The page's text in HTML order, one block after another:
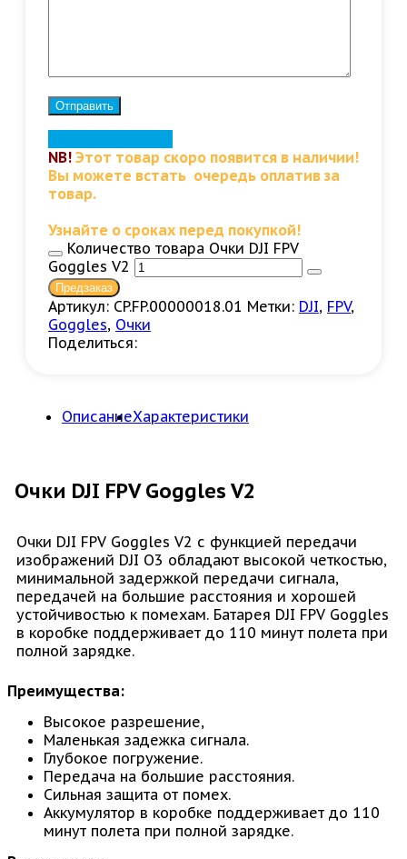
NB! Этот товар скоро появится в наличии!
Вы можете встать очередь оплатив за
товар.
Узнайте о сроках перед покупкой!
Количество товара Очки DJI FPV
Goggles V2
Предзаказ
Артикул: CP.FP.00000018.01 Метки: DJI, FPV,
Goggles, Очки
Поделиться:
ОписаниеХарактеристики
Очки DJI FPV Goggles V2
Очки DJI FPV Goggles V2 с функцией передачи
изображений DJI O3 обладают высокой четкостью,
минимальной задержкой передачи сигнала,
передачей на большие расстояния и хорошей
устойчивостью к помехам. Батарея DJI FPV Goggles
в коробке поддерживает до 110 минут полета при
полной зарядке.
Преимущества:
Высокое разрешение,
Маленькая задежка сигнала.
Глубокое погружение.
Передача на большие расстояния.
Сильная защита от помех.
Аккумулятор в коробке поддерживает до 110
минут полета при полной зарядке.